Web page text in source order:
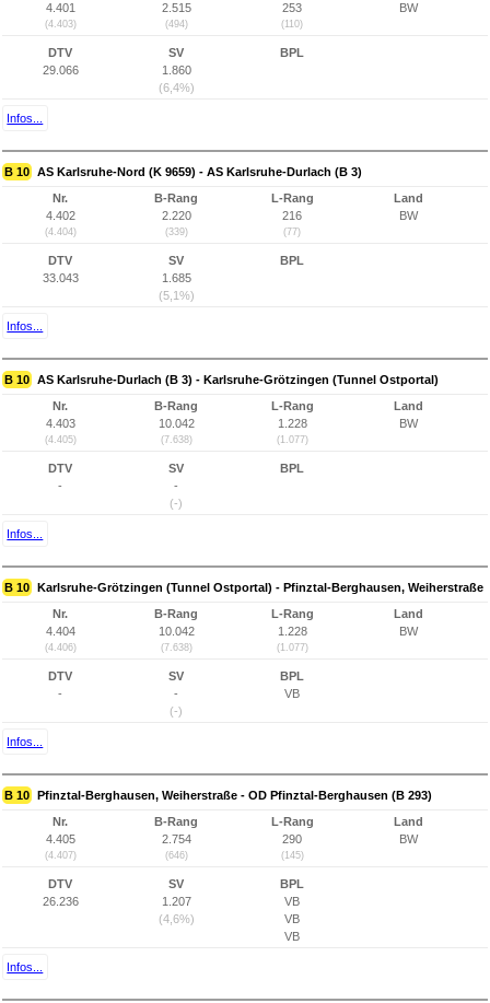
4.401
(4.403)
2.515
(494)
253
(110)
BW
DTV
29.066
SV
1.860
(6,4%)
BPL
Infos...
B 10 AS Karlsruhe-Nord (K 9659) - AS Karlsruhe-Durlach (B 3)
Nr.
4.402
(4.404)
B-Rang
2.220
(339)
L-Rang
216
(77)
Land
BW
DTV
33.043
SV
1.685
(5,1%)
BPL
Infos...
B 10 AS Karlsruhe-Durlach (B 3) - Karlsruhe-Grötzingen (Tunnel Ostportal)
Nr.
4.403
(4.405)
B-Rang
10.042
(7.638)
L-Rang
1.228
(1.077)
Land
BW
DTV
-
SV
-
(-)
BPL
Infos...
B 10 Karlsruhe-Grötzingen (Tunnel Ostportal) - Pfinztal-Berghausen, Weiherstraße
Nr.
4.404
(4.406)
B-Rang
10.042
(7.638)
L-Rang
1.228
(1.077)
Land
BW
DTV
-
SV
-
(-)
BPL
VB
Infos...
B 10 Pfinztal-Berghausen, Weiherstraße - OD Pfinztal-Berghausen (B 293)
Nr.
4.405
(4.407)
B-Rang
2.754
(646)
L-Rang
290
(145)
Land
BW
DTV
26.236
SV
1.207
(4,6%)
BPL
VB
VB
VB
Infos...